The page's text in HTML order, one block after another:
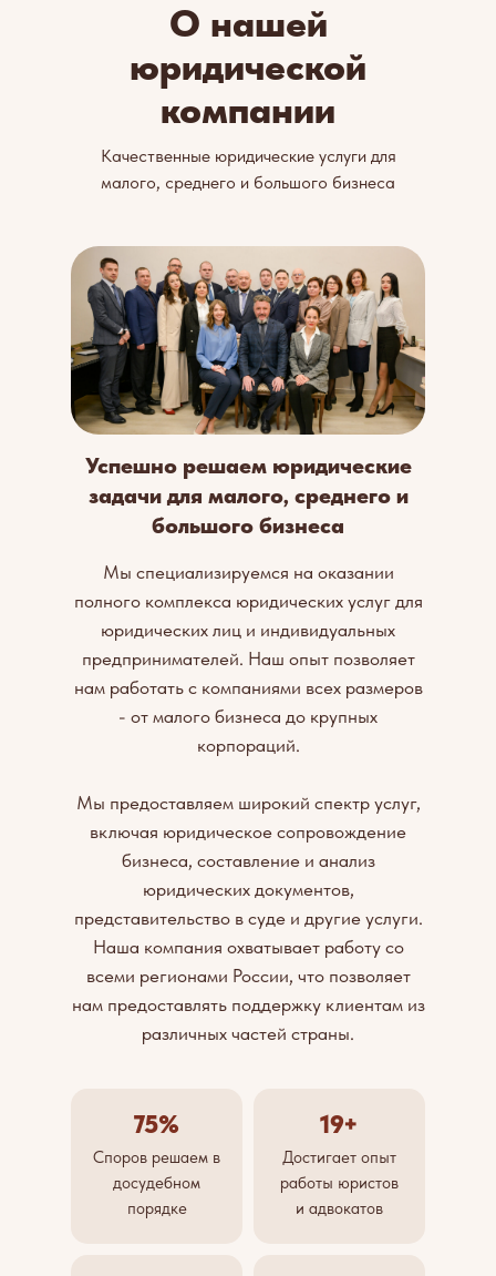
О нашей
юридической
компании
Качественные юридические услуги для
малого, среднего и большого бизнеса
Успешно решаем юридические
задачи для малого, среднего и
большого бизнеса
Мы специализируемся на оказании
полного комплекса юридических услуг для
юридических лиц и индивидуальных
предпринимателей. Наш опыт позволяет
нам работать с компаниями всех размеров
- от малого бизнеса до крупных
корпораций.
Мы предоставляем широкий спектр услуг,
включая юридическое сопровождение
бизнеса, составление и анализ
юридических документов,
представительство в суде и другие услуги.
Наша компания охватывает работу со
всеми регионами России, что позволяет
нам предоставлять поддержку клиентам из
различных частей страны.
75%
Споров решаем в
досудебном
порядке
19+
Достигает опыт
работы юристов
и адвокатов